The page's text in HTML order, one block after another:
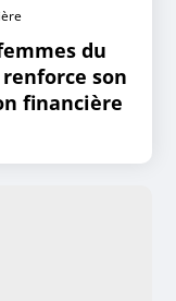
du
son
financière